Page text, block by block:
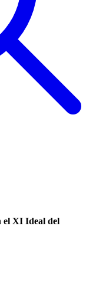
el XI Ideal del